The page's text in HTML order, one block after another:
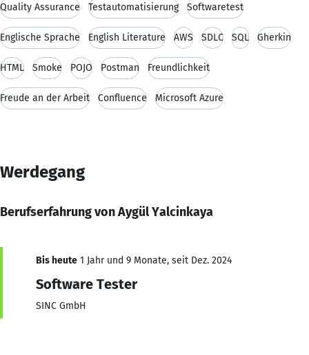
Quality Assurance Testautomatisierung Softwaretest
Englische Sprache English Literature AWS SDLC SQL Gherkin
HTML Smoke POJO Postman Freundlichkeit
Freude an der Arbeit Confluence Microsoft Azure
Werdegang
Berufserfahrung von Aygül Yalcinkaya
Bis heute 1 Jahr und 9 Monate, seit Dez. 2024
Software Tester
SINC GmbH